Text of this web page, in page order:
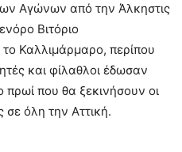
Αγώνων από την Άλκηστις
Βιτόριο
Καλλιμάρμαρο, περίπου
και φίλαθλοι έδωσαν
πρωί που θα ξεκινήσουν οι
όλη την Αττική.